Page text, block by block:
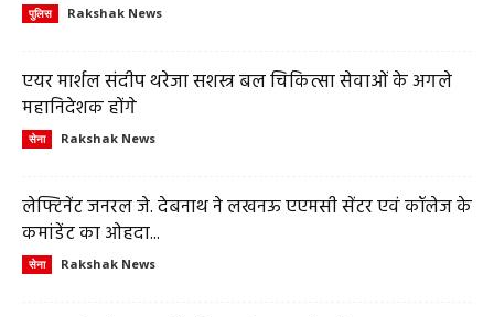
पुलिस Rakshak News
एयर मार्शल संदीप थरेजा सशस्त्र बल चिकित्सा सेवाओं के अगले
महानिदेशक होंगे
सेना Rakshak News
लेफ्टिनेंट जनरल जे. देबनाथ ने लखनऊ एएमसी सेंटर एवं कॉलेज के
कमांडेंट का ओहदा...
सेना Rakshak News